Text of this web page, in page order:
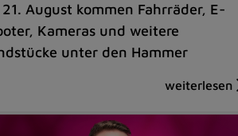
August kommen Fahrräder, E-
Kameras und weitere
unter den Hammer